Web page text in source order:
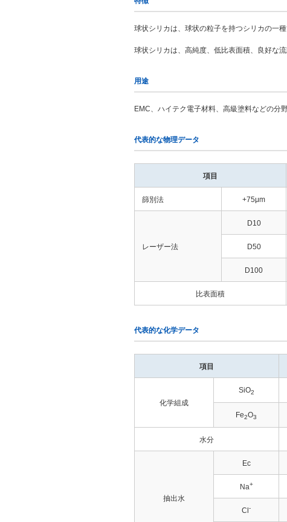
球状シリカは、球状の粒子を持つシリカの一種
球状シリカは、高純度、低比表面積、良好な
用途
EMC、ハイテク電子材料、高級塗料などの分
代表的な物理データ
項目
篩別法 +75μm
レーザー法
D10
D50
D100
比表面積
代表的な化学データ
項目
化学組成
SiO2
Fe2O3
水分
抽出水
Ec
Na+
Cl -